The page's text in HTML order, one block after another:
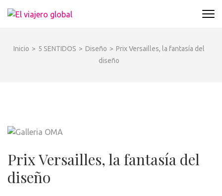
Un espacio donde descubrir la cara B de los
desde su música hasta su arquitectura o sus
Inicio > 5 SENTIDOS > Diseño > Prix Versailles, la fantasía del
diseño
Prix Versailles, la fantasía del
diseño